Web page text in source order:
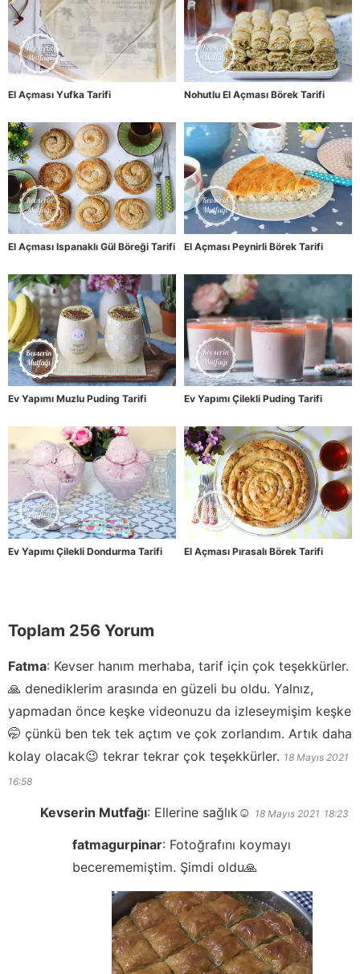
El Açması Yufka Tarifi Nohutlu El Açması Börek Tarifi
El Açması Ispanaklı Gül Böreği Tarifi El Açması Peynirli Börek Tarifi
Ev Yapımı Muzlu Puding Tarifi Ev Yapımı Çilekli Puding Tarifi
Ev Yapımı Çilekli Dondurma Tarifi El Açması Pırasalı Börek Tarifi
Toplam 256 Yorum
Fatma: Kevser hanım merhaba, tarif için çok teşekkürler.
🙏 denediklerim arasında en güzeli bu oldu. Yalnız,
yapmadan önce keşke videonuzu da izleseymişim keşke
🤭 çünkü ben tek tek açtım ve çok zorlandım. Artık daha
kolay olacak😉 tekrar tekrar çok teşekkürler. 18 Mayıs 2021
16:58
Kevserin Mutfağı: Ellerine sağlık☺️ 18 Mayıs 2021 18:23
fatmagurpinar: Fotoğrafını koymayı
becerememiştim. Şimdi oldu🙏